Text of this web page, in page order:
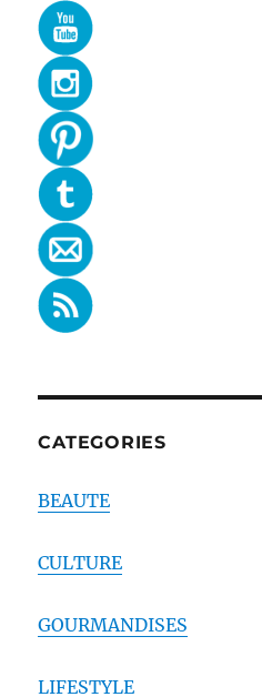
CATEGORIES
BEAUTE
CULTURE
GOURMANDISES
LIFESTYLE